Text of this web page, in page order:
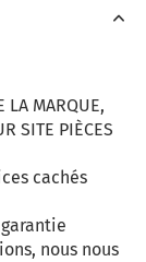
LA MARQUE,
SITE PIÈCES
cachés
nous nous